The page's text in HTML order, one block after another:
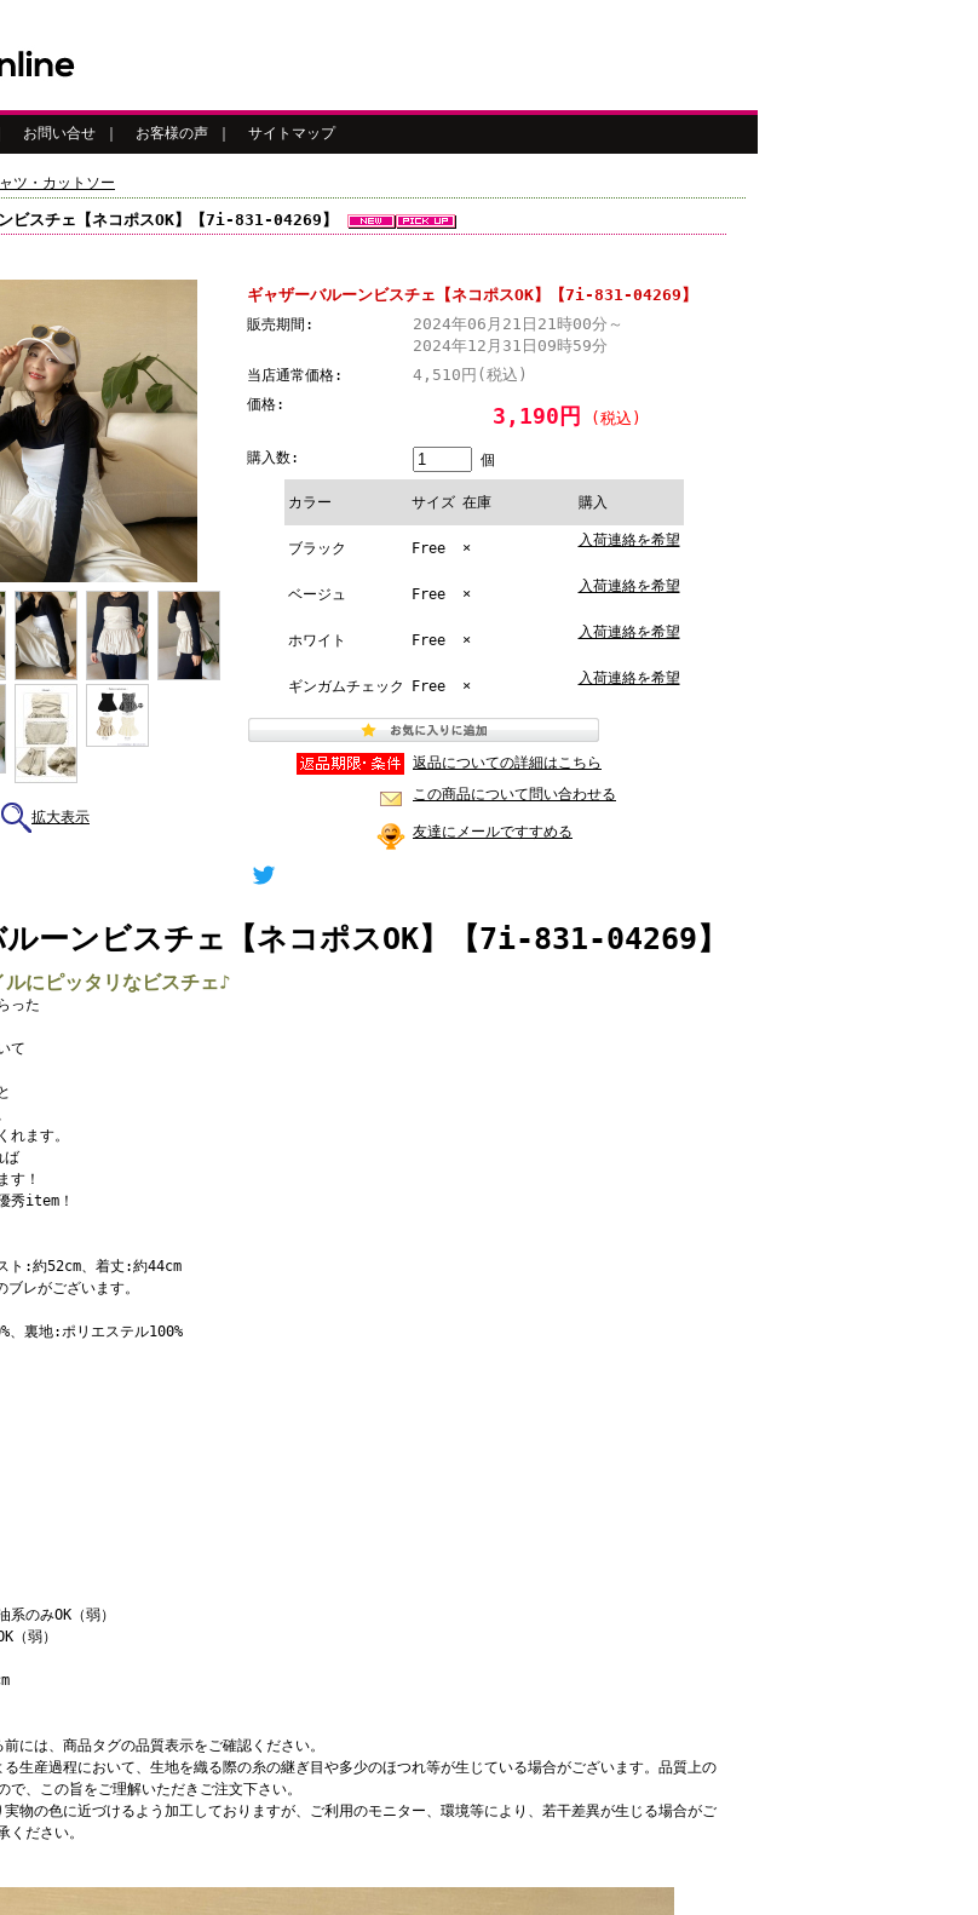
お問い合せ お客様の声 サイトマップ
ツ・カットソー
ビスチェ【ネコポスOK】【7i-831-04269】
拡大表示
ギャザーバルーンビスチェ【ネコポスOK】【7i-831-04269】
販売期間:
2024年06月21日21時00分～
2024年12月31日09時59分
当店通常価格: 4,510円(税込)
価格: 3,190円 (税込)
購入数: 個
カラー サイズ 在庫 購入
ブラック Free × 入荷連絡を希望
ベージュ Free × 入荷連絡を希望
ホワイト Free × 入荷連絡を希望
ギンガムチェック Free × 入荷連絡を希望
返品についての詳細はこちら
この商品について問い合わせる
友達にメールですすめる
ルーンビスチェ【ネコポスOK】【7i-831-04269】
ルにピッタリなビスチェ♪
った
て
れます。
ば
す！
秀item！
ト:約52cm、着丈:約44cm
レがございます。
、裏地:ポリエステル100%
系のみOK（弱）
（弱）
には、商品タグの品質表示をご確認ください。
生産過程において、生地を織る際の糸の継ぎ目や多少のほつれ等が生じている場合がございます。品質上の
で、この旨をご理解いただきご注文下さい。
物の色に近づけるよう加工しておりますが、ご利用のモニター、環境等により、若干差異が生じる場合がご
ください。